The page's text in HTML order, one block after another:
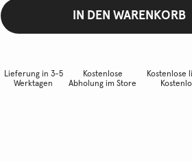
IN DEN WARENKORB
Lieferung in 3-5
Werktagen
Kostenlose
Abholung im Store
Kostenlose